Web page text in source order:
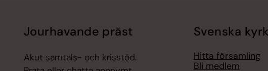
Jourhavande präst
Akut samtals- och krisstöd.
Svenska
Hitta församling
Bli medlem